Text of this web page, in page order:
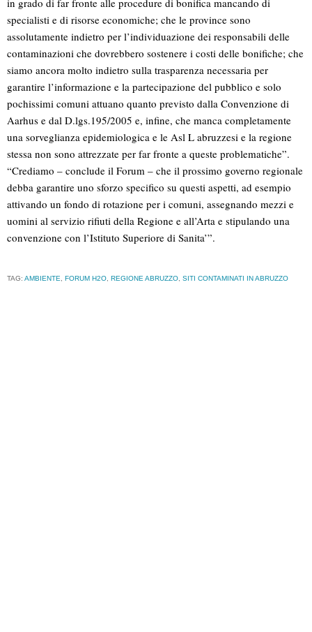
in grado di far fronte alle procedure di bonifica mancando di
specialisti e di risorse economiche; che le province sono
assolutamente indietro per l’individuazione dei responsabili delle
contaminazioni che dovrebbero sostenere i costi delle bonifiche; che
siamo ancora molto indietro sulla trasparenza necessaria per
garantire l’informazione e la partecipazione del pubblico e solo
pochissimi comuni attuano quanto previsto dalla Convenzione di
Aarhus e dal D.lgs.195/2005 e, infine, che manca completamente
una sorveglianza epidemiologica e le Asl L abruzzesi e la regione
stessa non sono attrezzate per far fronte a queste problematiche”.
“Crediamo – conclude il Forum – che il prossimo governo regionale
debba garantire uno sforzo specifico su questi aspetti, ad esempio
attivando un fondo di rotazione per i comuni, assegnando mezzi e
uomini al servizio rifiuti della Regione e all’Arta e stipulando una
convenzione con l’Istituto Superiore di Sanita’”.
TAG: AMBIENTE, FORUM H2O, REGIONE ABRUZZO, SITI CONTAMINATI IN ABRUZZO